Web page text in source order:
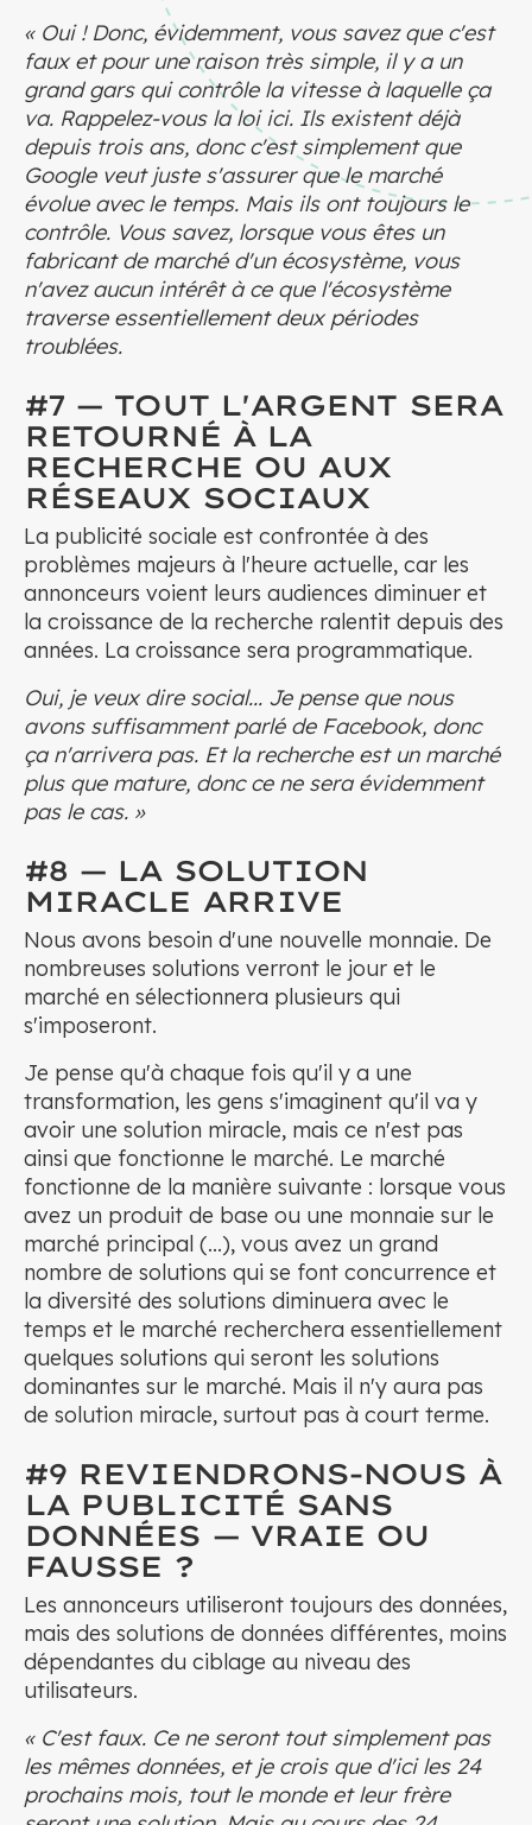
« Oui ! Donc, évidemment, vous savez que c'est
faux et pour une raison très simple, il y a un
grand gars qui contrôle la vitesse à laquelle ça
va. Rappelez-vous la loi ici. Ils existent déjà
depuis trois ans, donc c'est simplement que
Google veut juste s'assurer que le marché
évolue avec le temps. Mais ils ont toujours le
contrôle. Vous savez, lorsque vous êtes un
fabricant de marché d'un écosystème, vous
n'avez aucun intérêt à ce que l'écosystème
traverse essentiellement deux périodes
troublées.
#7 — TOUT L'ARGENT SERA
RETOURNÉ À LA
RECHERCHE OU AUX
RÉSEAUX SOCIAUX
La publicité sociale est confrontée à des
problèmes majeurs à l'heure actuelle, car les
annonceurs voient leurs audiences diminuer et
la croissance de la recherche ralentit depuis des
années. La croissance sera programmatique.
Oui, je veux dire social... Je pense que nous
avons suffisamment parlé de Facebook, donc
ça n'arrivera pas. Et la recherche est un marché
plus que mature, donc ce ne sera évidemment
pas le cas. »
#8 — LA SOLUTION
MIRACLE ARRIVE
Nous avons besoin d'une nouvelle monnaie. De
nombreuses solutions verront le jour et le
marché en sélectionnera plusieurs qui
s'imposeront.
Je pense qu'à chaque fois qu'il y a une
transformation, les gens s'imaginent qu'il va y
avoir une solution miracle, mais ce n'est pas
ainsi que fonctionne le marché. Le marché
fonctionne de la manière suivante : lorsque vous
avez un produit de base ou une monnaie sur le
marché principal (...), vous avez un grand
nombre de solutions qui se font concurrence et
la diversité des solutions diminuera avec le
temps et le marché recherchera essentiellement
quelques solutions qui seront les solutions
dominantes sur le marché. Mais il n'y aura pas
de solution miracle, surtout pas à court terme.
#9 REVIENDRONS-NOUS À
LA PUBLICITÉ SANS
DONNÉES — VRAIE OU
FAUSSE ?
Les annonceurs utiliseront toujours des données,
mais des solutions de données différentes, moins
dépendantes du ciblage au niveau des
utilisateurs.
« C'est faux. Ce ne seront tout simplement pas
les mêmes données, et je crois que d'ici les 24
prochains mois, tout le monde et leur frère